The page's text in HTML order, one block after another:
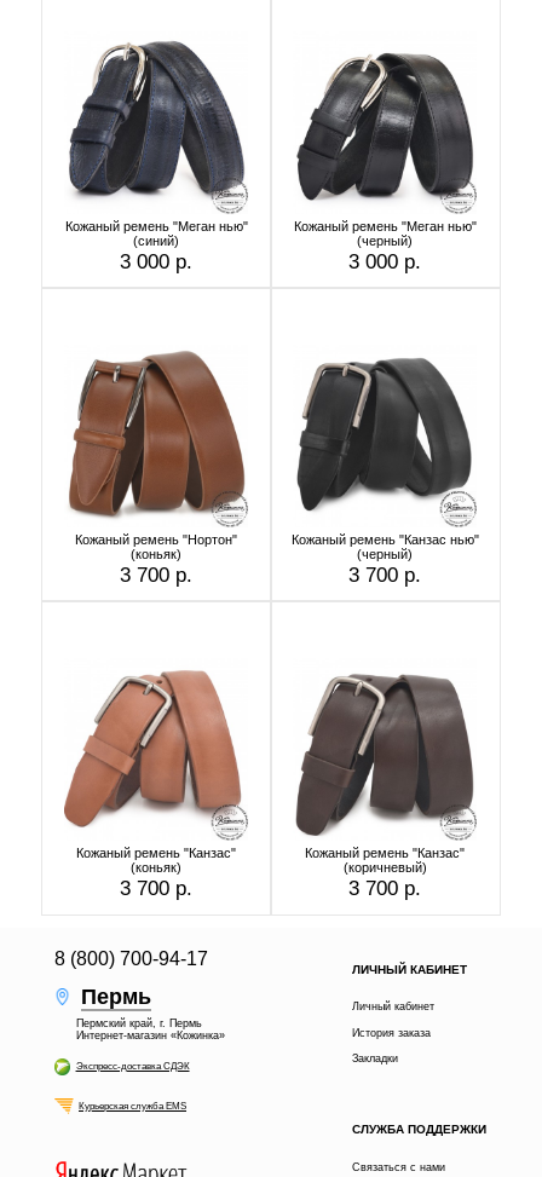
Кожаный ремень "Меган нью"
(синий)
3 000 р.
Кожаный ремень "Меган нью"
(черный)
3 000 р.
Кожаный ремень "Нортон"
(коньяк)
3 700 р.
Кожаный ремень "Канзас нью"
(черный)
3 700 р.
Кожаный ремень "Канзас"
(коньяк)
3 700 р.
Кожаный ремень "Канзас"
(коричневый)
3 700 р.
8 (800) 700-94-17
Пермь
Пермский край, г. Пермь
Интернет-магазин «Кожинка»
Экспресс-доставка СДЭК
Курьерская служба EMS
ЛИЧНЫЙ КАБИНЕТ
Личный кабинет
История заказа
Закладки
СЛУЖБА ПОДДЕРЖКИ
Связаться с нами